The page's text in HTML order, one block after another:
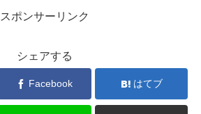
スポンサーリンク
シェアする
Facebook はてブ